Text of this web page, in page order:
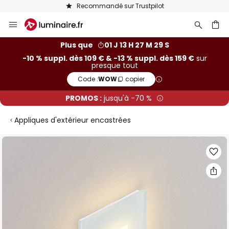
Recommandé sur Trustpilot
Allez
au
Plus que
01 J 13 H 27 M 29 S
-10 % suppl. dès 109 € & -13 % suppl. dès 159 €sur
presque tout
Code :WOW copier
PROMOS : jusqu'à -70 %
Appliques d'extérieur encastrées
Skip